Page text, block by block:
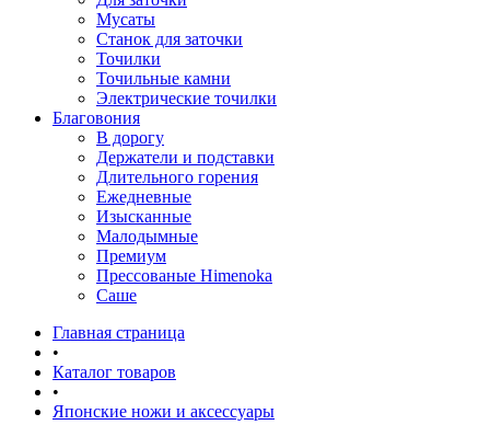
Мусаты
Станок для заточки
Точилки
Точильные камни
Электрические точилки
Благовония
В дорогу
Держатели и подставки
Длительного горения
Ежедневные
Изысканные
Малодымные
Премиум
Прессованые Himenoka
Саше
Главная страница
•
Каталог товаров
•
Японские ножи и аксессуары